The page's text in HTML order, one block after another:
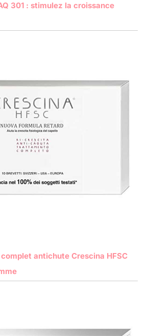
301 : stimulez la croissance
antichute Crescina HFSC